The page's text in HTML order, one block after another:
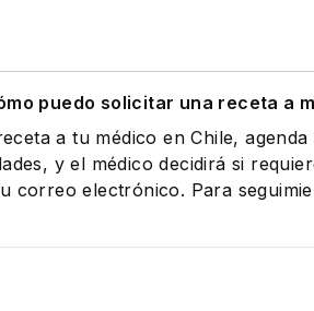
puedo solicitar una receta a
a tu médico en Chile,
y el médico decidirá si
correo electrónico. Para